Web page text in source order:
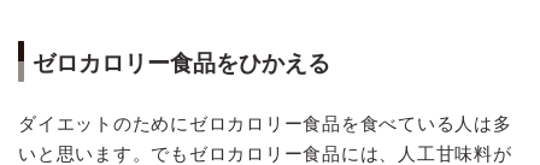
ゼロカロリー食品をひかえる
ダイエットのためにゼロカロリー食品を食べている人は多
いと思います。でもゼロカロリー食品には、人工甘味料が